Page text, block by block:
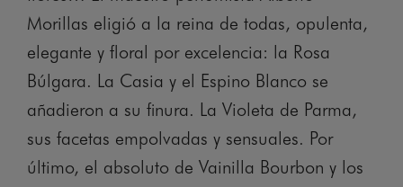
Morillas eligió a la reina de todas, opulenta,
elegante y floral por excelencia: la Rosa
Búlgara. La Casia y el Espino Blanco se
añadieron a su finura. La Violeta de Parma,
sus facetas empolvadas y sensuales. Por
último, el absoluto de Vainilla Bourbon y los